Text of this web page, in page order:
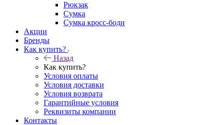
Рюкзак
Сумка
Сумка кросс-боди
Акции
Бренды
Как купить?
Назад
Как купить?
Условия оплаты
Условия доставки
Условия возврата
Гарантийные условия
Реквизиты компании
Контакты